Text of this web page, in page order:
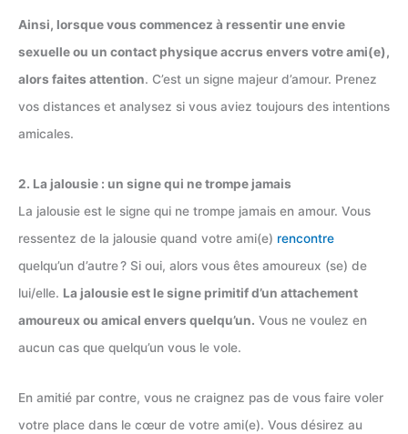
Ainsi, lorsque vous commencez à ressentir une envie
sexuelle ou un contact physique accrus envers votre ami(e),
alors faites attention. C’est un signe majeur d’amour. Prenez
vos distances et analysez si vous aviez toujours des intentions
amicales.
2. La jalousie : un signe qui ne trompe jamais
La jalousie est le signe qui ne trompe jamais en amour. Vous
ressentez de la jalousie quand votre ami(e) rencontre
quelqu’un d’autre ? Si oui, alors vous êtes amoureux (se) de
lui/elle. La jalousie est le signe primitif d’un attachement
amoureux ou amical envers quelqu’un. Vous ne voulez en
aucun cas que quelqu’un vous le vole.
En amitié par contre, vous ne craignez pas de vous faire voler
votre place dans le cœur de votre ami(e). Vous désirez au